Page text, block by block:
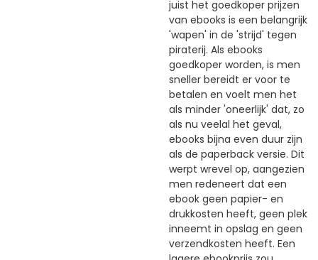
juist het goedkoper prijzen
van ebooks is een belangrijk
'wapen' in de 'strijd' tegen
piraterij. Als ebooks
goedkoper worden, is men
sneller bereidt er voor te
betalen en voelt men het
als minder 'oneerlijk' dat, zo
als nu veelal het geval,
ebooks bijna even duur zijn
als de paperback versie. Dit
werpt wrevel op, aangezien
men redeneert dat een
ebook geen papier- en
drukkosten heeft, geen plek
inneemt in opslag en geen
verzendkosten heeft. Een